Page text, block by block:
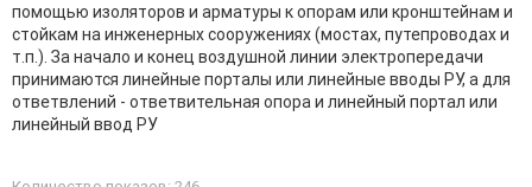
помощью изоляторов и арматуры к опорам или кронштейнам и
стойкам на инженерных сооружениях (мостах, путепроводах и
т.п.). За начало и конец воздушной линии электропередачи
принимаются линейные порталы или линейные вводы РУ, а для
ответвлений - ответвительная опора и линейный портал или
линейный ввод РУ